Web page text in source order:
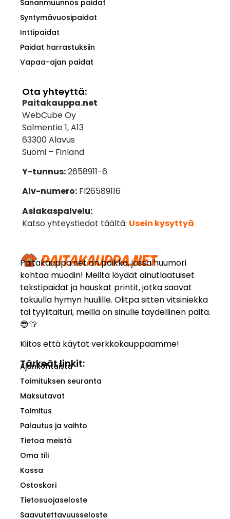
Paitakauppa.net on paikka, jossa huumori
kohtaa muodin! Meiltä löydät ainutlaatuiset
tekstipaidat ja hauskat printit, jotka saavat
takuulla hymyn huulille. Olitpa sitten vitsiniekka
tai tyylitaituri, meillä on sinulle täydellinen paita.
😎👕
Kiitos että käytät verkkokauppaamme!
Tärkeät linkit:
Ajankohtaista
Toimituksen seuranta
Maksutavat
Toimitus
Palautus ja vaihto
Tietoa meistä
Oma tili
Kassa
Ostoskori
Tietosuojaseloste
Saavutettavuusseloste
Sananmuunnos paidat
Syntymävuosipaidat
Inttipaidat
Paidat harrastuksiin
Vapaa-ajan paidat
Ota yhteyttä:
Paitakauppa.net
WebCube Oy
Salmentie 1, A13
63300 Alavus
Suomi – Finland
Y-tunnus:2658911-6
Alv-numero:FI26589116
Asiakaspalvelu:
Katso yhteystiedot täältä: Usein kysyttyä